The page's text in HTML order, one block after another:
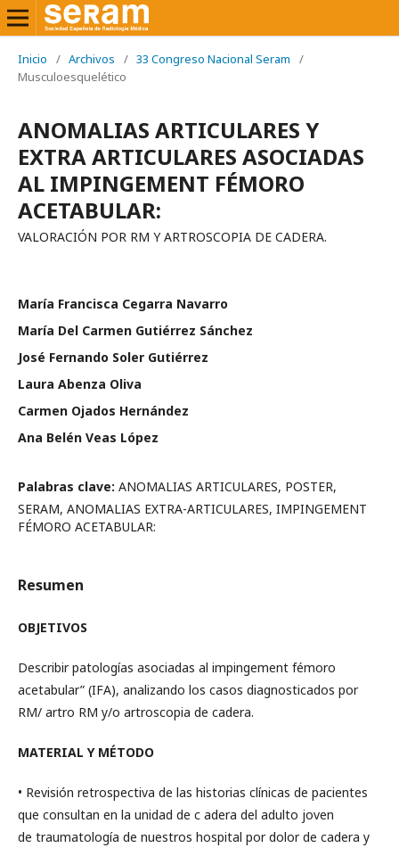
Inicio / Archivos / 33 Congreso Nacional Seram
/
Musculoesquelético
ANOMALIAS ARTICULARES Y
EXTRA ARTICULARES ASOCIADAS
AL IMPINGEMENT FÉMORO
ACETABULAR:
VALORACIÓN POR RM Y ARTROSCOPIA DE CADERA.
María Francisca Cegarra Navarro
María Del Carmen Gutiérrez Sánchez
José Fernando Soler Gutiérrez
Laura Abenza Oliva
Carmen Ojados Hernández
Ana Belén Veas López
Palabras clave: ANOMALIAS ARTICULARES, POSTER,
SERAM, ANOMALIAS EXTRA-ARTICULARES, IMPINGEMENT
FÉMORO ACETABULAR:
Resumen
OBJETIVOS
Describir patologías asociadas al impingement fémoro
acetabular” (IFA), analizando los casos diagnosticados por
RM/ artro RM y/o artroscopia de cadera.
MATERIAL Y MÉTODO
• Revisión retrospectiva de las historias clínicas de pacientes
que consultan en la unidad de c adera del adulto joven
de traumatología de nuestros hospital por dolor de cadera y